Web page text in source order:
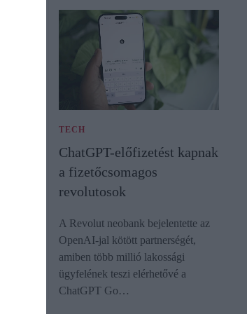
TECH
ChatGPT-előfizetést kapnak
a fizetőcsomagos
revolutosok
A Revolut neobank bejelentette az
OpenAI-jal kötött partnerségét,
amiben több millió lakossági
ügyfelének teszi elérhetővé a
ChatGPT Go…